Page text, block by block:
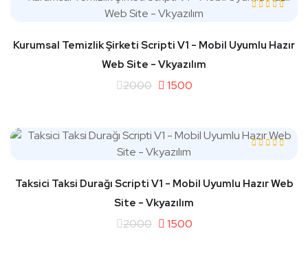
Kurumsal Temizlik Şirketi Scripti V1 - Mobil Uyumlu Hazır
Web Site - Vkyazılım
2000 1500
Taksici Taksi Durağı Scripti V1 - Mobil Uyumlu Hazır Web
Site - Vkyazılım
2000 1500